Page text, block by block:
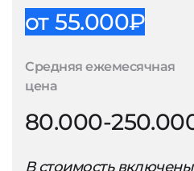
от 55.000₽
Средняя ежемесячная
цена
80.000-
В стоимость